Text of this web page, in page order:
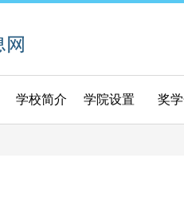
学校简介 学院设置 奖